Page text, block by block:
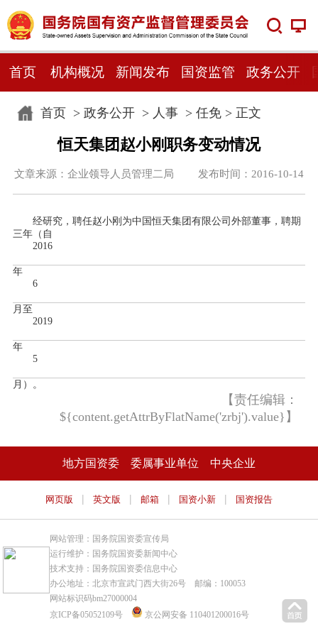
首页 机构概况 新闻发布 国资监管 政务公开
首页> 政务公开> 人事> 任免> 正文
恒天集团赵小刚职务变动情况
文章来源：企业领导人员管理二局 发布时间：2016-10-14
经研究，聘任赵小刚为中国恒天集团有限公司外部董事，聘期
三年（自
2016
年
6
月至
2019
年
5
月）。
【责任编辑：
${content.getAttrByFlatName('zrbj').value}】
地方国资委 委属事业单位 中央企业
网页版 | 英文版 | 邮箱 | 国资小新 | 国资报告
网站管理：国务院国资委宣传局
运行维护：国务院国资委新闻中心
技术支持：国务院国资委信息中心
办公地址：北京市宣武门西大街26号 邮编：100053
网站标识码bm27000004
京ICP备05052109号
京公网安备 110401200016号